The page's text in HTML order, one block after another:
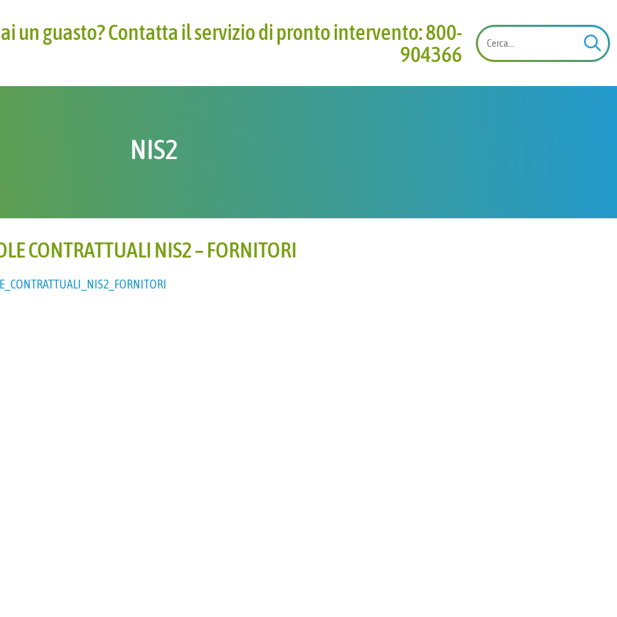
un guasto? Contatta il servizio di pronto intervento: 800-
904366
NIS2
CONTRATTUALI NIS2 – FORNITORI